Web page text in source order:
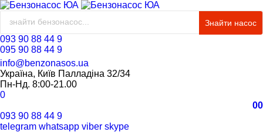
Знайти насос
093 90 88 44 9
095 90 88 44 9
info@benzonasos.ua
Україна, Київ Палладіна 32/34
Пн-Нд. 8:00-21.00
0
00
093 90 88 44 9
telegram whatsapp viber skype